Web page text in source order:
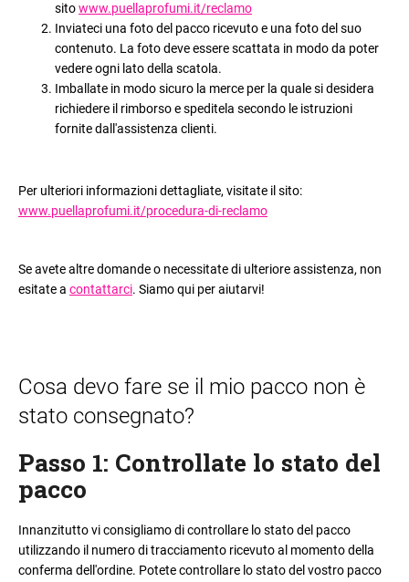
sitowww.puellaprofumi.it/reclamo
Inviateci una foto del pacco ricevuto e una foto del suo
contenuto. La foto deve essere scattata in modo da poter
vedere ogni lato della scatola.
Imballate in modo sicuro la merce per la quale si desidera
richiedere il rimborso e speditela secondo le istruzioni
fornite dall'assistenza clienti.
Per ulteriori informazioni dettagliate, visitate il sito:
www.puellaprofumi.it/procedura-di-reclamo
Se avete altre domande o necessitate di ulteriore assistenza, non
esitate a contattarci. Siamo qui per aiutarvi!
Cosa devo fare se il mio pacco non è
stato consegnato?
Passo 1: Controllate lo stato del
pacco
Innanzitutto vi consigliamo di controllare lo stato del pacco
utilizzando il numero di tracciamento ricevuto al momento della
conferma dell'ordine. Potete controllare lo stato del vostro pacco